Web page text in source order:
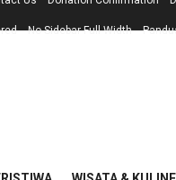
No Sidebar Full Width